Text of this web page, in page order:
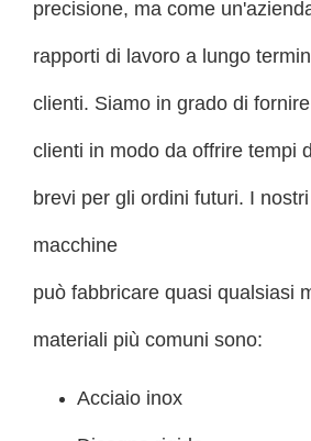
precisione, ma come
rapporti di lavoro a lungo
clienti. Siamo in grado di
clienti in modo da offrire tempi
brevi per gli ordini futuri. I
macchine
può fabbricare quasi qualsiasi
materiali più comuni sono:
Acciaio inox